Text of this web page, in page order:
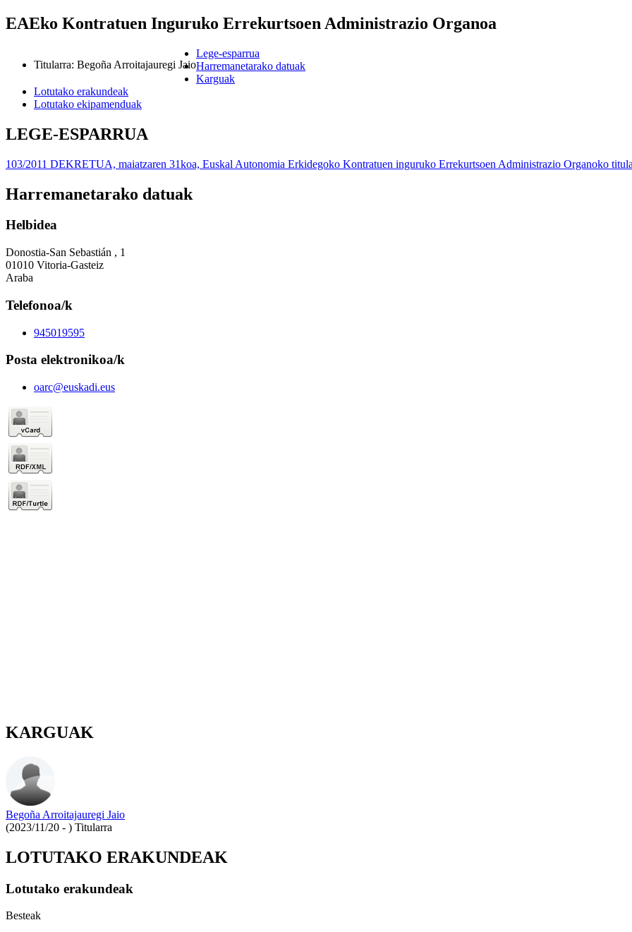
EAEko Kontratuen Inguruko Errekurtsoen Administrazio Organoa
Titularra: Begoña Arroitajauregi Jaio
Lege-esparrua
Harremanetarako datuak
Karguak
Lotutako erakundeak
Lotutako ekipamenduak
LEGE-ESPARRUA
103/2011 DEKRETUA, maiatzaren 31koa, Euskal Autonomia Erkidegoko Kontratuen inguruko Errekurtsoen Administrazio Organoko
Harremanetarako datuak
Helbidea
Donostia-San Sebastián , 1
01010 Vitoria-Gasteiz
Araba
Telefonoa/k
945019595
Posta elektronikoa/k
oarc@euskadi.eus
KARGUAK
Begoña Arroitajauregi Jaio
(2023/11/20 - ) Titularra
LOTUTAKO ERAKUNDEAK
Lotutako erakundeak
Besteak